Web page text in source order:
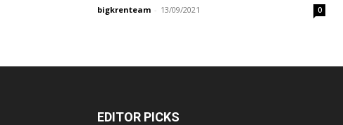
bigkrenteam - 13/09/2021 0
EDITOR PICKS